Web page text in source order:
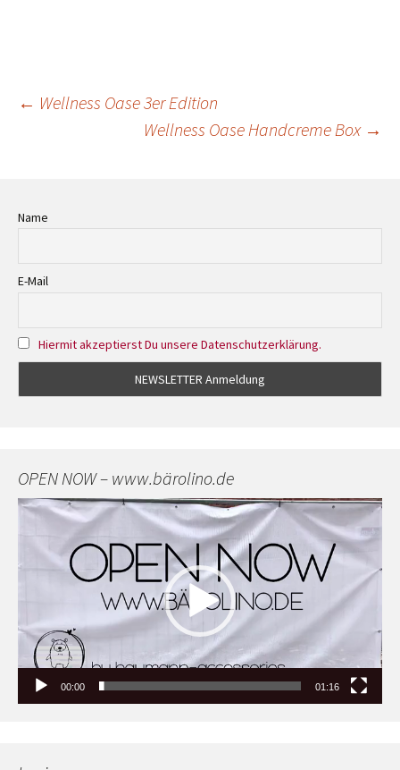
Beitrags-
← Wellness Oase 3er Edition
Wellness Oase Handcreme Box →
Name
E-Mail
Hiermit akzeptierst Du unsere Datenschutzerklärung.
OPEN NOW – www.bärolino.de
Video-
00:00 01:16